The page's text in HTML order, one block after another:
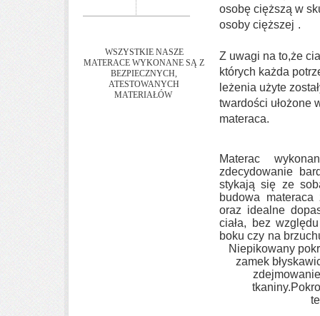
WSZYSTKIE NASZE
MATERACE WYKONANE SĄ Z
BEZPIECZNYCH,
ATESTOWANYCH
MATERIAŁÓW
osobę cięższą w
osoby cięższej .
Z uwagi na to,że
których każda
leżenia użyte
twardości ułożone
materaca.
Materac
zdecydowanie
stykają się ze
budowa
oraz idealne
ciała, bez
boku czy na
Niepikowany
zamek